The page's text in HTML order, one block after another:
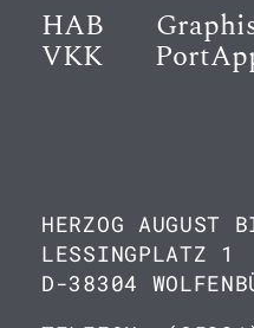
HAB
VKK
HERZOG AUGUST
LESSINGPLATZ 1
D-38304